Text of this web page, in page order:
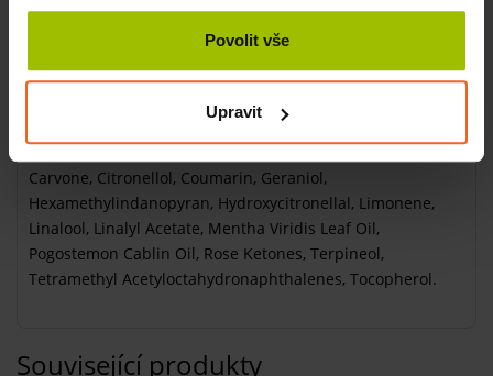
Povolit vše
Upravit
harmonizuje tělo i mysl
​Carthamus Tinctorius Seed Oil, Helianthus Annuus Seed
Carvone, Citronellol, Coumarin, Geraniol,
Hexamethylindanopyran, Hydroxycitronellal, Limonene,
Linalool, Linalyl Acetate, Mentha Viridis Leaf Oil,
Pogostemon Cablin Oil, Rose Ketones, Terpineol,
Tetramethyl Acetyloctahydronaphthalenes, Tocopherol.
Související produkty